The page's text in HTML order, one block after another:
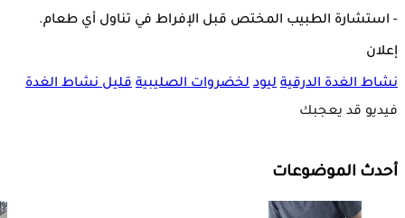
- استشارة الطبيب المختص قبل الإفراط في تناول أي طعام.
إعلان
نشاط الغدة الدرقية ليود لخضروات الصليبية قليل نشاط الغدة
فيديو قد يعجبك
أحدث الموضوعات